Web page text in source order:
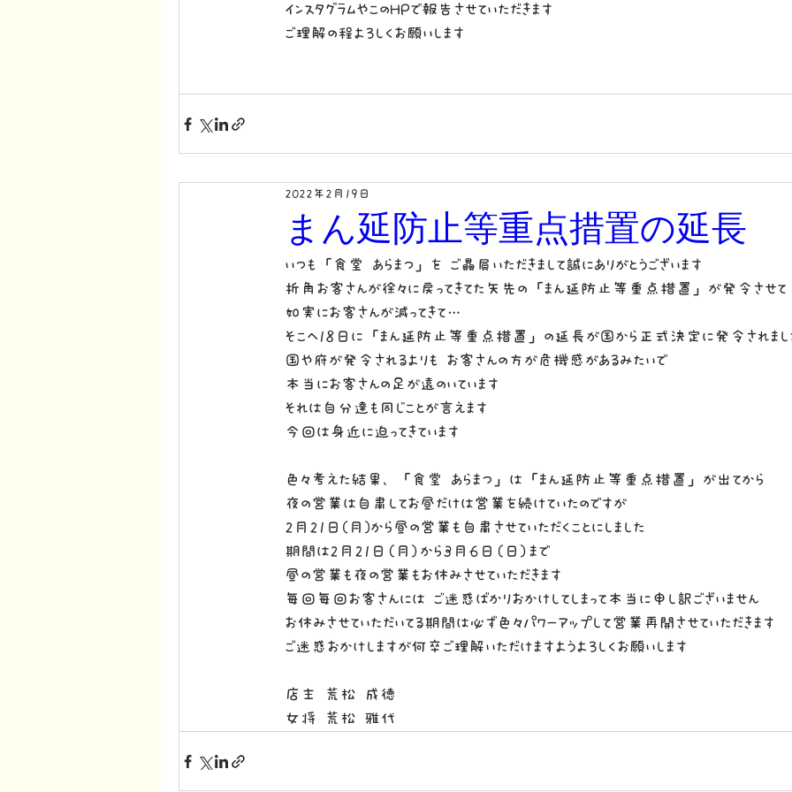
インスタグラムやこのHPで報告させていただきます
ご理解の程よろしくお願いします
まん延防止等重点措置の延長
2022年2月19日
いつも「食堂 あらまつ」を ご贔屓いただきまして誠にありがとうございます
折角お客さんが徐々に戻ってきてた矢先の「まん延防止等重点措置」が発令させて
如実にお客さんが減ってきて…
そこへ18日に「まん延防止等重点措置」の延長が国から正式決定に発令されまし
国や府が発令されるよりも お客さんの方が危機感があるみたいで
本当にお客さんの足が遠のいています
それは自分達も同じことが言えます
今回は身近に迫ってきています
色々考えた結果、「食堂 あらまつ」は「まん延防止等重点措置」が出てから
夜の営業は自粛してお昼だけは営業を続けていたのですが
2月21日(月)から昼の営業も自粛させていただくことにしました
期間は2月21日（月）から3月6日（日）まで
昼の営業も夜の営業もお休みさせていただきます
毎回毎回お客さんには ご迷惑ばかりおかけしてしまって本当に申し訳ございません
お休みさせていただいてる期間は必ず色々パワーアップして営業再開させていただきます
ご迷惑おかけしますが何卒ご理解いただけますようよろしくお願いします
店主 荒松 成徳
女将 荒松 雅代